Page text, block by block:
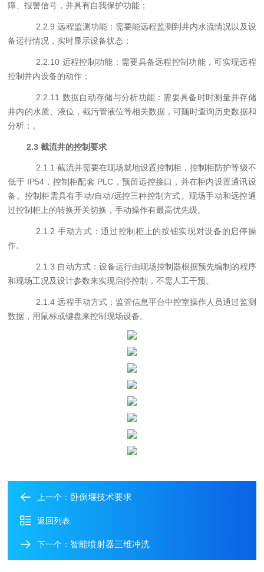
障、报警信号，并具有自我保护功能；
2. 2.9远程监测功能：需要能远程监测到井内水流情况以及设
备运行情况，实时显示设备状态；
2. 2.10 远程控制功能：需要具备远程控制功能，可实现远程
控制井内设备的动作；
2. 2.11 数据自动存储与分析功能：需要具备时时测量并存储
井内的水质、液位，截污管液位等相关数据，可随时查询历史数据和
分析；。
2.3 截流井的控制要求
2. 1.1 截流井需要在现场就地设置控制柜，控制柜防护等级不
低于 IP54 ，控制柜配套 PLC ，预留远控接口，并在柜内设置通讯设
备。控制柜需具有手动/自动/远控三种控制方式。现场手动和远控通
过控制柜上的转换开关切换，手动操作有最高优先级。
2. 1.2 手动方式：通过控制柜上的按钮实现对设备的启停操
作。
2. 1.3 自动方式：设备运行由现场控制器根据预先编制的程序
和现场工况及设计参数来实现启停控制，不需人工干预。
2.1.4远程手动方式：监管信息平台中控室操作人员通过监测
数据，用鼠标或键盘来控制现场设备。
上一个： 卧倒堰技术要求
返回列表
下一个： 智能喷射器三维冲洗